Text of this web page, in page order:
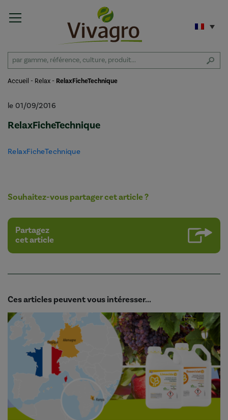
Accueil - Relax - RelaxFicheTechnique
le 01/09/2016
RelaxFicheTechnique
RelaxFicheTechnique
Souhaitez-vous partager cet article ?
Partagez
cet article
Ces articles peuvent vous intéresser...